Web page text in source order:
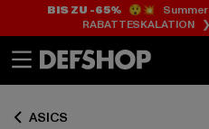
BIS ZU -65%😲💥 Summer
RABATTESKALATION
ASICS